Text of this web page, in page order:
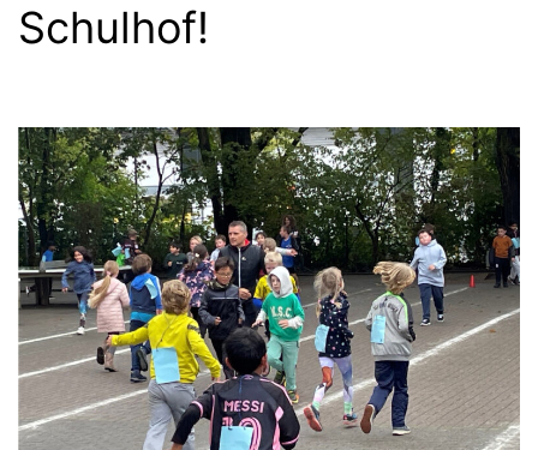
Schul­hof!